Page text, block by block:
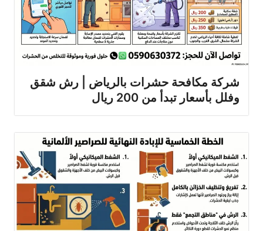
شركة مكافحة حشرات بالرياض | رش شقق
وفلل بأسعار تبدأ من 200 ريال